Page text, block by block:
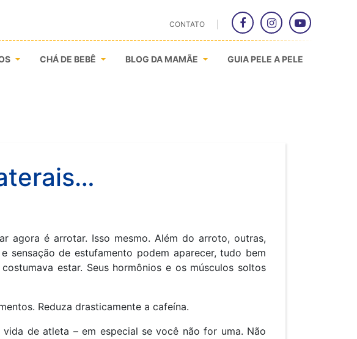
CONTATO
CHÁ DE BEBÊ BLOG DA MAMÃE GUIA PELE A PELE
agora é arrotar. Isso mesmo. Além do arroto, outras,
sensação de estufamento podem aparecer, tudo bem
estar. Seus hormônios e os músculos soltos
Reduza drasticamente a cafeína.
de atleta – em especial se você não for uma. Não